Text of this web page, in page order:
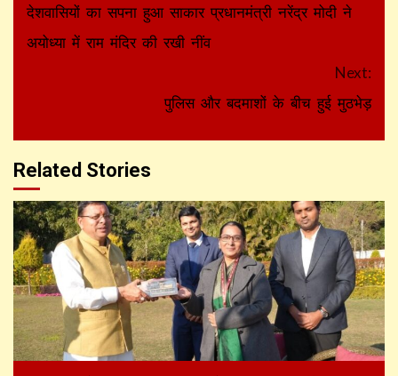
Reading
देशवासियों का सपना हुआ साकार प्रधानमंत्री नरेंद्र मोदी ने
अयोध्या में राम मंदिर की रखी नींव
Next:
पुलिस और बदमाशों के बीच हुई मुठभेड़
Related Stories